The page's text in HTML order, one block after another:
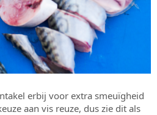
erbij voor extra smeuïgheid
aan vis reuze, dus zie dit als